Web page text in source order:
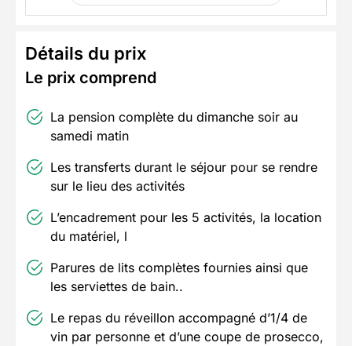
Détails du prix
Le prix comprend
La pension complète du dimanche soir au
samedi matin
Les transferts durant le séjour pour se rendre
sur le lieu des activités
L’encadrement pour les 5 activités, la location
du matériel, l
Parures de lits complètes fournies ainsi que
les serviettes de bain..
Le repas du réveillon accompagné d’1/4 de
vin par personne et d’une coupe de prosecco,